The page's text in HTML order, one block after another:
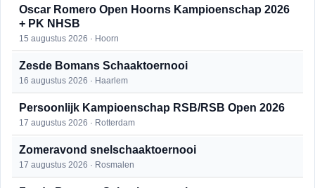
Oscar Romero Open Hoorns Kampioenschap 2026
+ PK NHSB
15 augustus 2026 · Hoorn
Zesde Bomans Schaaktoernooi
16 augustus 2026 · Haarlem
Persoonlijk Kampioenschap RSB/RSB Open 2026
17 augustus 2026 · Rotterdam
Zomeravond snelschaaktoernooi
17 augustus 2026 · Rosmalen